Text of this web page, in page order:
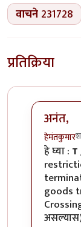
वाचने 231728
प्रतिक्रिया
अनंत,
हेमंतकुमार
In
हे घ्या :
goods